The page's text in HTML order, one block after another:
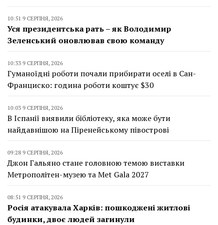
10:51 9 СЕРПНЯ, 2026
Уся президентська рать – як Володимир
Зеленський оновлював свою команду
10:33 9 СЕРПНЯ, 2026
Гуманоїдні роботи почали прибирати оселі в Сан-
Франциско: година роботи коштує $30
10:03 9 СЕРПНЯ, 2026
В Іспанії виявили бібліотеку, яка може бути
найдавнішою на Піренейському півострові
09:28 9 СЕРПНЯ, 2026
Джон Гальяно стане головною темою виставки
Метрополітен-музею та Met Gala 2027
08:51 9 СЕРПНЯ, 2026
Росія атакувала Харків: пошкоджені житлові
будинки, двоє людей загинули